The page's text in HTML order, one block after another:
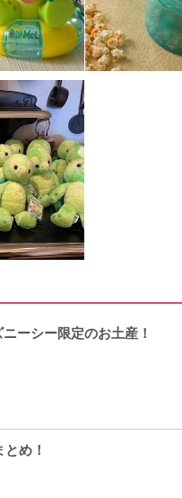
ーシー限定のお土産！
め！